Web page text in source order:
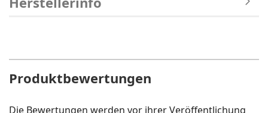
Produktbewertungen
Die Bewertungen werden vor ihrer Veröffentlichung